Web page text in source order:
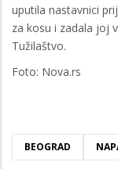
uputila nastavnici
za kosu i zadala joj
Tužilaštvo.
Foto: Nova.rs
BEOGRAD